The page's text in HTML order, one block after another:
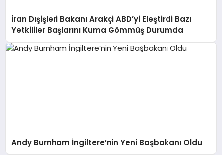
İran Dışişleri Bakanı Arakçi ABD’yi Eleştirdi Bazı
Yetkililer Başlarını Kuma Gömmüş Durumda
Andy Burnham İngiltere’nin Yeni Başbakanı Oldu